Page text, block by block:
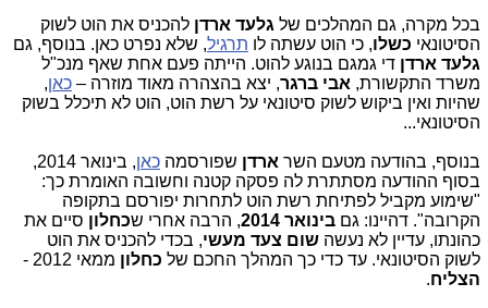
בכל מקרה, גם המהלכים של גלעד ארדן להכניס את הוט לשוק
הסיטונאי כשלו, כי הוט עשתה לו תרגיל, שלא נפרט כאן. בנוסף, גם
גלעד ארדן די גמגם בנוגע להוט. הייתה פעם אחת שאף מנכ"ל
משרד התקשורת, אבי ברגר, יצא בהצהרה מאוד מוזרה – כאן,
שהיות ואין ביקוש לשוק סיטונאי על רשת הוט, הוט לא תיכלל בשוק
הסיטונאי...
בנוסף, בהודעה מטעם השר ארדן שפורסמה כאן
, בינואר 2014,
בסוף ההודעה מסתתרת לה פסקה קטנה וחשובה האומרת כך:
"שימוע מקביל לפתיחת רשת הוט לתחרות יפורסם בתקופה
הקרובה". דהיינו: גם בינואר 2014 , הרבה אחרי שכחלון סיים את
כהונתו, עדיין לא נעשה שום צעד מעשי, בכדי להכניס את הוט
לשוק הסיטונאי. עד כדי כך המהלך החכם של כחלון ממאי 2012 -
הצליח.